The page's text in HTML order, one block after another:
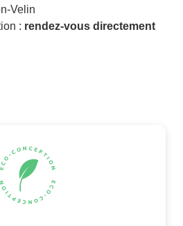
Velin
: rendez-vous directement